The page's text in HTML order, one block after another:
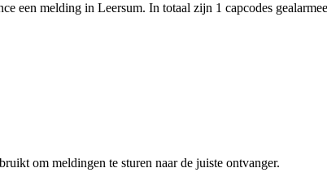
een melding in Leersum. In totaal zijn 1 capcodes
om meldingen te sturen naar de juiste ontvanger.